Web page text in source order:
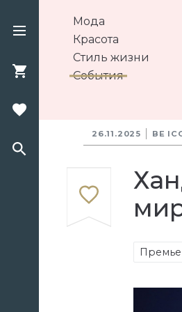
Мода
Красота
Стиль жизни
События
26.11.2025 BE